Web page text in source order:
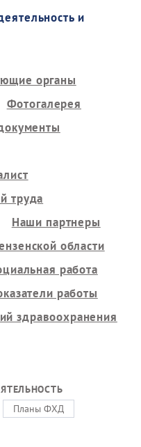
и
органы
Фотогалерея
труда
Наши партнеры
области
работа
работы
здравоохранения
Планы ФХД